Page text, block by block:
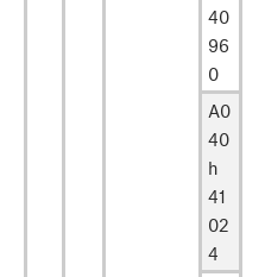
40
96
0
A0
40
h
41
02
4